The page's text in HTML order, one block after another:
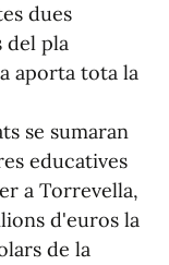
dues
del pla
aporta tota la
se sumaran
educatives
a Torrevella,
d'euros la
de la